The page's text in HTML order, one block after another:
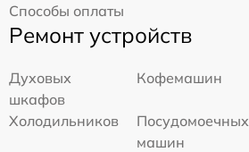
Способы оплаты
Ремонт устройств
Духовых
шкафов
Кофемашин
Холодильников
Посудомоечных
машин